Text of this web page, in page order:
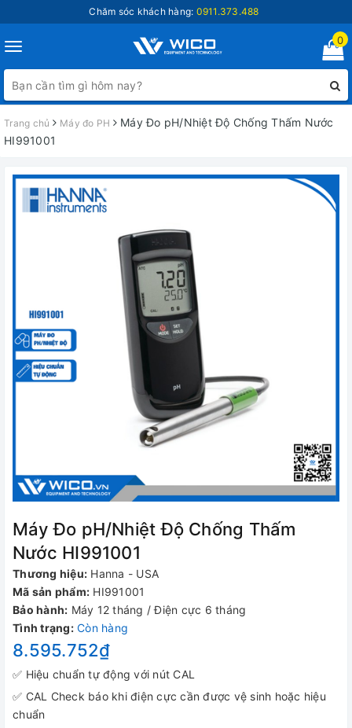
Chăm sóc khách hàng: 0911.373.488
Toggle
navigation
0
Trang chủ Máy đo PH
Máy Đo pH/Nhiệt Độ Chống Thấm Nước
HI991001
Máy Đo pH/Nhiệt Độ Chống Thấm
Nước HI991001
Thương hiệu: Hanna - USA
Mã sản phẩm: HI991001
Bảo hành: Máy 12 tháng / Điện cực 6 tháng
Tình trạng: Còn hàng
8.595.752₫
✅ Hiệu chuẩn tự động với nút CAL
✅ CAL Check báo khi điện cực cần được vệ sinh hoặc hiệu
chuẩn